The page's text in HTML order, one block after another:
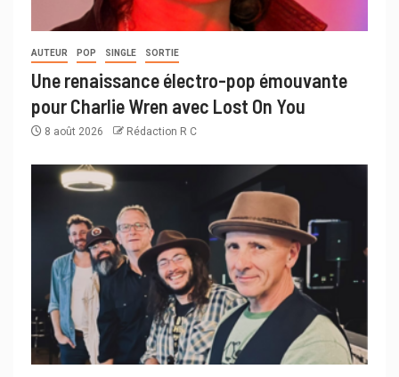
AUTEUR POP SINGLE SORTIE
Une renaissance électro-pop émouvante
pour Charlie Wren avec Lost On You
8 août 2026 Rédaction R C